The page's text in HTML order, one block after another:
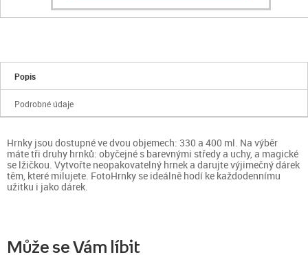
Popis
Podrobné údaje
Hrnky jsou dostupné ve dvou objemech: 330 a 400 ml. Na výběr
máte tři druhy hrnků: obyčejné s barevnými středy a uchy, a magické
se lžičkou. Vytvořte neopakovatelný hrnek a darujte výjimečný dárek
těm, které milujete. FotoHrnky se ideálně hodí ke každodennímu
užitku i jako dárek.
Může se Vám líbit